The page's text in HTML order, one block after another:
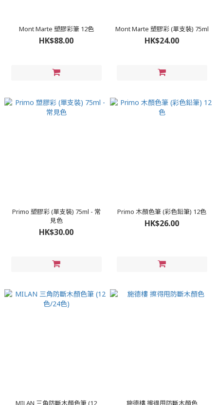
Mont Marte 塑膠彩筆 12色
HK$88.00
Mont Marte 塑膠彩 (單支裝) 75ml
HK$24.00
Primo 塑膠彩 (單支裝) 75ml - 常
見色
HK$30.00
Primo 木顏色筆 (彩色鉛筆) 12色
HK$26.00
MILAN 三角防斷木顏色筆 (12 施德樓 擦得甩防斷木顏色